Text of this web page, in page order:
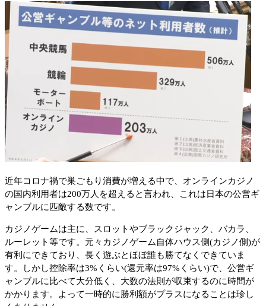
近年コロナ禍で巣ごもり消費が増える中で、オンラインカジノ
の国内利用者は200万人を超えると言われ、これは日本の公営ギ
ャンブルに匹敵する数です。
カジノゲームは主に、スロットやブラックジャック、バカラ、
ルーレット等です。元々カジノゲーム自体ハウス側(カジノ側)が
有利にできており、長く遊ぶとほぼ誰も勝てなくできていま
す。しかし控除率は3%くらい(還元率は97%くらい)で、公営ギ
ャンブルに比べて大分低く、大数の法則が収束するのに時間が
かかります。よって一時的に勝利額がプラスになることは珍し